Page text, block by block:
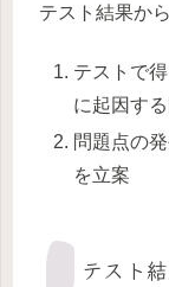
テスト結果か
テストで
に起因す
問題点の
を立案
テスト